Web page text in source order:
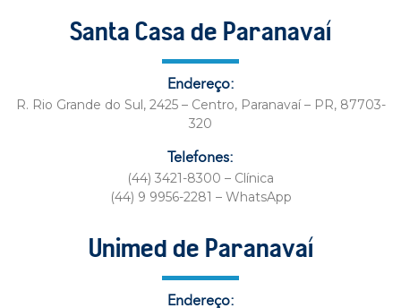
Santa Casa de Paranavaí
Endereço:
R. Rio Grande do Sul, 2425 – Centro, Paranavaí – PR, 87703-
320
Telefones:
(44) 3421-8300 – Clínica
(44) 9 9956-2281 – WhatsApp
Unimed de Paranavaí
Endereço: